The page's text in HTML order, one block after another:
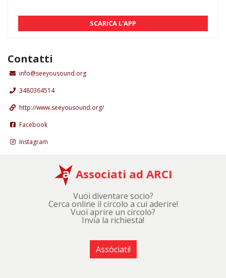
SCARICA L'APP
Contatti
info@seeyousound.org
3480364514
http://www.seeyousound.org/
Facebook
Instagram
Associati ad ARCI
Vuoi diventare socio?
Cerca online il circolo a cui aderire!
Vuoi aprire un circolo?
Invia la richiesta!
Assòciati!